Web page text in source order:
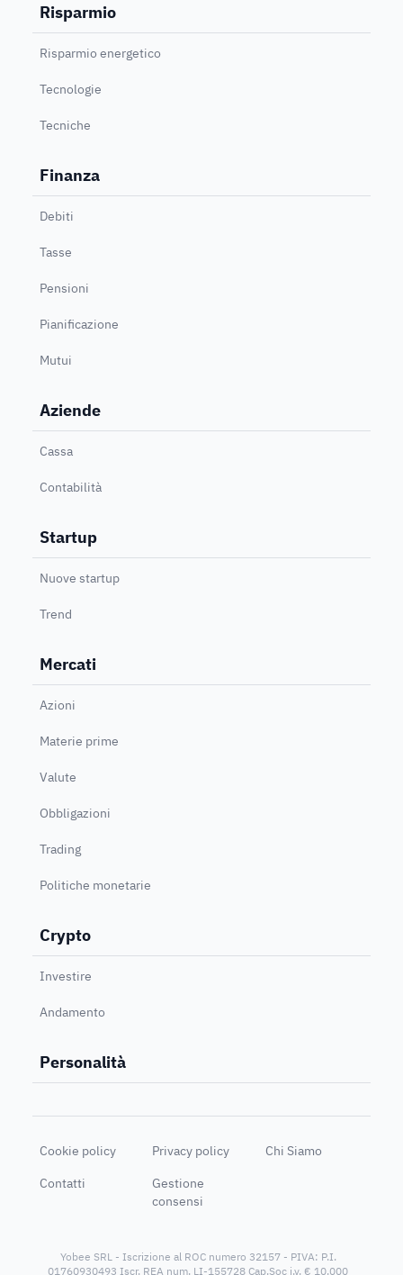
Risparmio
Risparmio energetico
Tecnologie
Tecniche
Finanza
Debiti
Tasse
Pensioni
Pianificazione
Mutui
Aziende
Cassa
Contabilità
Startup
Nuove startup
Trend
Mercati
Azioni
Materie prime
Valute
Obbligazioni
Trading
Politiche monetarie
Crypto
Investire
Andamento
Personalità
Cookie policy Privacy policy
Chi Siamo
Contatti
Gestione
consensi
Yobee SRL - Iscrizione al ROC numero 32157 - PIVA: P.I.
01760930493 Iscr. REA num. LI-155728 Cap.Soc i.v. € 10.000